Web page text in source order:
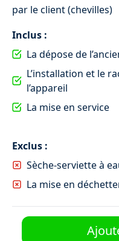
Installation
Chauffe-eau
par le client (chevilles)
Inclus :
La dépose de
L’installation et le
l’appareil
La mise en service
Exclus :
Sèche-serviette à
La mise en